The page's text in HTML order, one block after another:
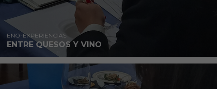
ENO-EXPERIENCIAS
ENTRE QUESOS Y VINO